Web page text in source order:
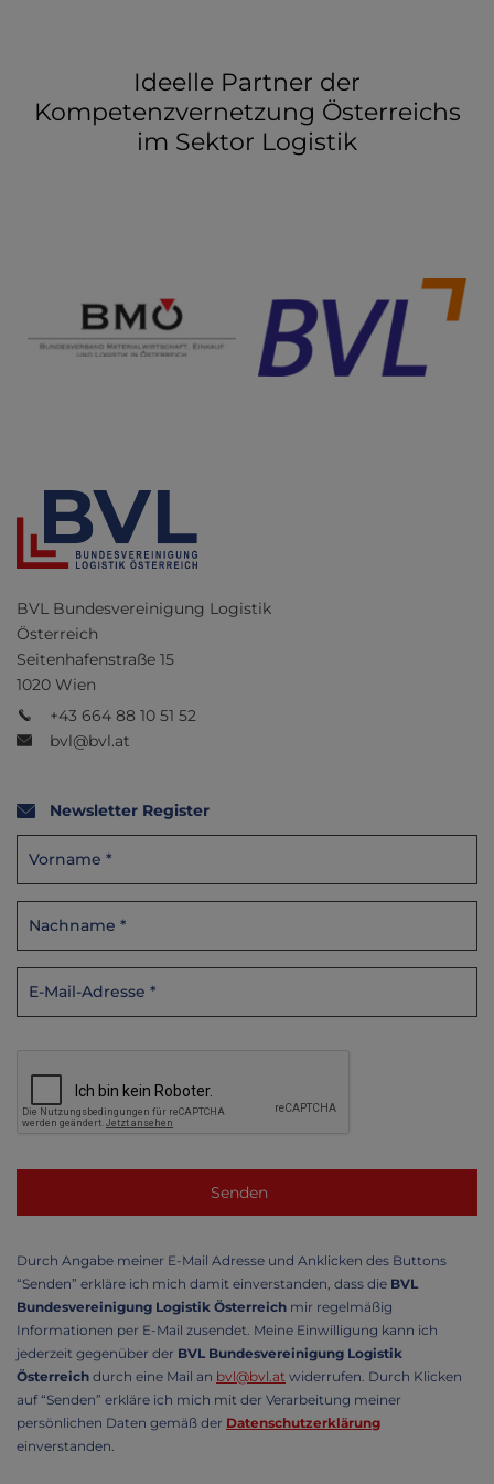
Ideelle Partner der
Kompetenzvernetzung Österreichs
im Sektor Logistik
BVL Bundesvereinigung Logistik
Österreich
Seitenhafenstraße 15
1020 Wien
+43 664 88 10 51 52
bvl@bvl.at
Newsletter Register
Durch Angabe meiner E-Mail Adresse und Anklicken des Buttons
“Senden” erkläre ich mich damit einverstanden, dass die BVL
Bundesvereinigung Logistik Österreich mir regelmäßig
Informationen per E-Mail zusendet. Meine Einwilligung kann ich
jederzeit gegenüber der BVL Bundesvereinigung Logistik
Österreich durch eine Mail an bvl@bvl.at widerrufen. Durch Klicken
auf “Senden” erkläre ich mich mit der Verarbeitung meiner
persönlichen Daten gemäß der Datenschutzerklärung
einverstanden.